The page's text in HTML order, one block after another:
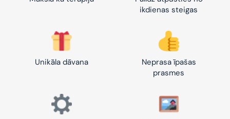
ikdienas steigas
Unikāla dāvana
Neprasa īpašas
prasmes